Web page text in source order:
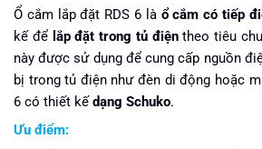
Ổ cắm lắp đặt RDS 6 là ổ cắm có tiếp
kế để lắp đặt trong tủ điệntheo tiêu
này được sử dụng để cung cấp nguồn
bị trong tủ điện như đèn di động hoặc
6 có thiết kếdạng Schuko.
Ưu điểm: